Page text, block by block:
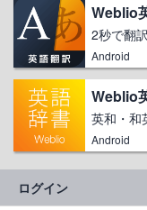
Weblio
2秒で翻
Android
Weblio
英和・和
Android
ログイン